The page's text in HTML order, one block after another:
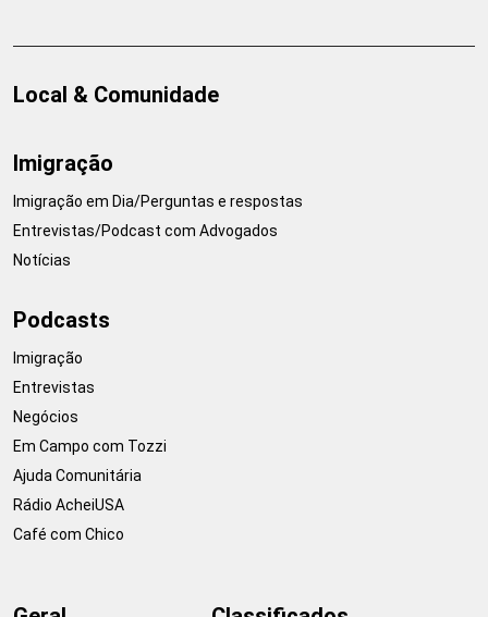
Local & Comunidade
Imigração
Imigração em Dia/Perguntas e respostas
Entrevistas/Podcast com Advogados
Notícias
Podcasts
Imigração
Entrevistas
Negócios
Em Campo com Tozzi
Ajuda Comunitária
Rádio AcheiUSA
Café com Chico